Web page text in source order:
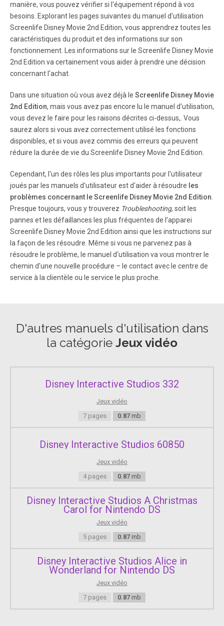
manière, vous pouvez vérifier si l'équipement répond à vos
besoins. Explorant les pages suivantes du manuel d'utilisation
Screenlife Disney Movie 2nd Edition, vous apprendrez toutes les
caractéristiques du produit et des informations sur son
fonctionnement. Les informations sur le Screenlife Disney Movie
2nd Edition va certainement vous aider à prendre une décision
concernant l'achat.
Dans une situation où vous avez déjà le Screenlife Disney Movie
2nd Edition, mais vous avez pas encore lu le manuel d'utilisation,
vous devez le faire pour les raisons décrites ci-dessus,. Vous
saurez alors si vous avez correctement utilisé les fonctions
disponibles, et si vous avez commis des erreurs qui peuvent
réduire la durée de vie du Screenlife Disney Movie 2nd Edition.
Cependant, l'un des rôles les plus importants pour l'utilisateur
joués par les manuels d'utilisateur est d'aider à résoudre les
problèmes concernant le Screenlife Disney Movie 2nd Edition
Presque toujours, vous y trouverez Troubleshooting, soit les
pannes et les défaillances les plus fréquentes de l'apparei
Screenlife Disney Movie 2nd Edition ainsi que les instructions sur
la façon de les résoudre. Même si vous ne parvenez pas à
résoudre le problème, le manuel d‘utilisation va vous montrer le
chemin d'une nouvelle procédure – le contact avec le centre de
service à la clientèle ou le service le plus proche.
D'autres manuels d'utilisation dans
la catégorie Jeux vidéo
Disney Interactive Studios 332
Jeux vidéo
7 pages
0.87 mb
Disney Interactive Studios 60850
Jeux vidéo
4 pages
0.87 mb
Disney Interactive Studios A Christmas
Carol for Nintendo DS
Jeux vidéo
5 pages
0.87 mb
Disney Interactive Studios Alice in
Wonderland for Nintendo DS
Jeux vidéo
7 pages
0.87 mb